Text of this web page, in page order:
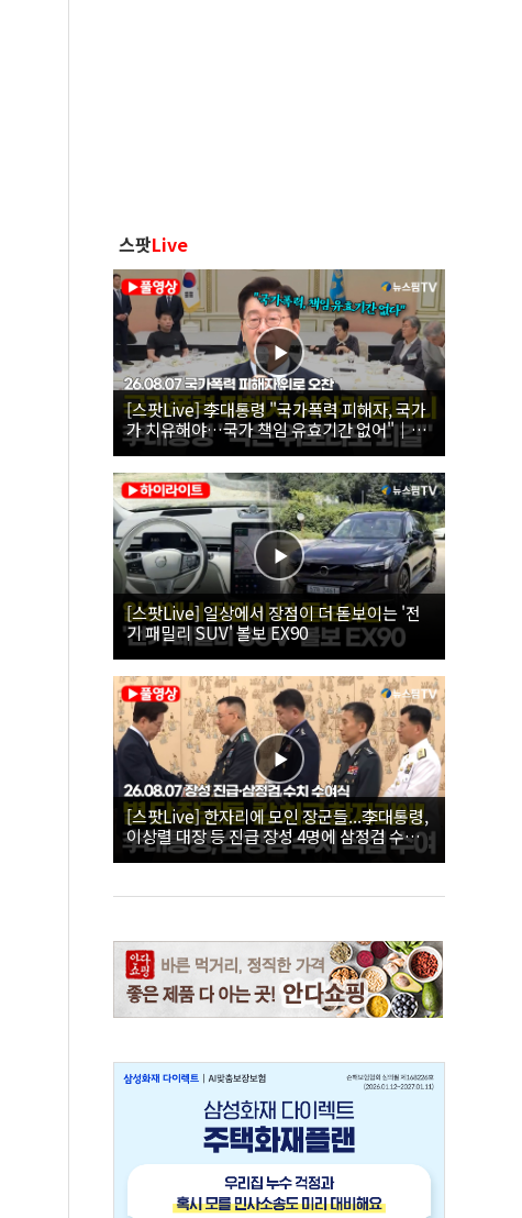
스팟Live
[스팟Live] 李대통령 "국가폭력 피해자, 국가
가 치유해야…국가 책임 유효기간 없어"｜
26.08.07 국가폭력 피해자 위로 오찬
[스팟Live] 일상에서 장점이 더 돋보이는 '전
기 패밀리 SUV' 볼보 EX90
[스팟Live] 한자리에 모인 장군들...李대통령,
이상렬 대장 등 진급 장성 4명에 삼정검 수치
직접 수여｜26.08.07 장성 진급·삼정검 수치